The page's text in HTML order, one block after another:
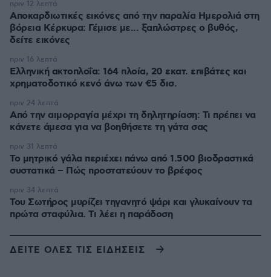
Αποκαρδιωτικές εικόνες από την παραλία Ημερολιά στη
βόρεια Κέρκυρα: Γέμισε με... ξαπλώστρες ο βυθός,
δείτε εικόνες
πριν 12 λεπτά
Ελληνική ακτοπλοΐα: 164 πλοία, 20 εκατ. επιβάτες και
χρηματοδοτικό κενό άνω των €5 δισ.
πριν 16 λεπτά
Από την αιμορραγία μέχρι τη δηλητηρίαση: Τι πρέπει να
κάνετε άμεσα για να βοηθήσετε τη γάτα σας
πριν 24 λεπτά
Το μητρικό γάλα περιέχει πάνω από 1.500 βιοδραστικά
συστατικά – Πώς προστατεύουν το βρέφος
πριν 31 λεπτά
Του Σωτήρος μυρίζει τηγανητό ψάρι και γλυκαίνουν τα
πρώτα σταφύλια. Τι λέει η παράδοση
πριν 34 λεπτά
ΔΕΙΤΕ ΟΛΕΣ ΤΙΣ ΕΙΔΗΣΕΙΣ